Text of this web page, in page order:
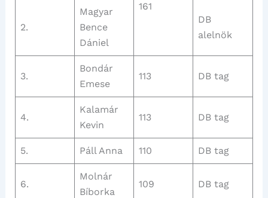
161
2.
Magyar
Bence
Dániel
DB
alelnök
3.
Bondár
Emese
113 DB tag
4.
Kalamár
Kevin
113 DB tag
5. Páll Anna 110 DB tag
6.
Molnár
Bíborka
109 DB tag